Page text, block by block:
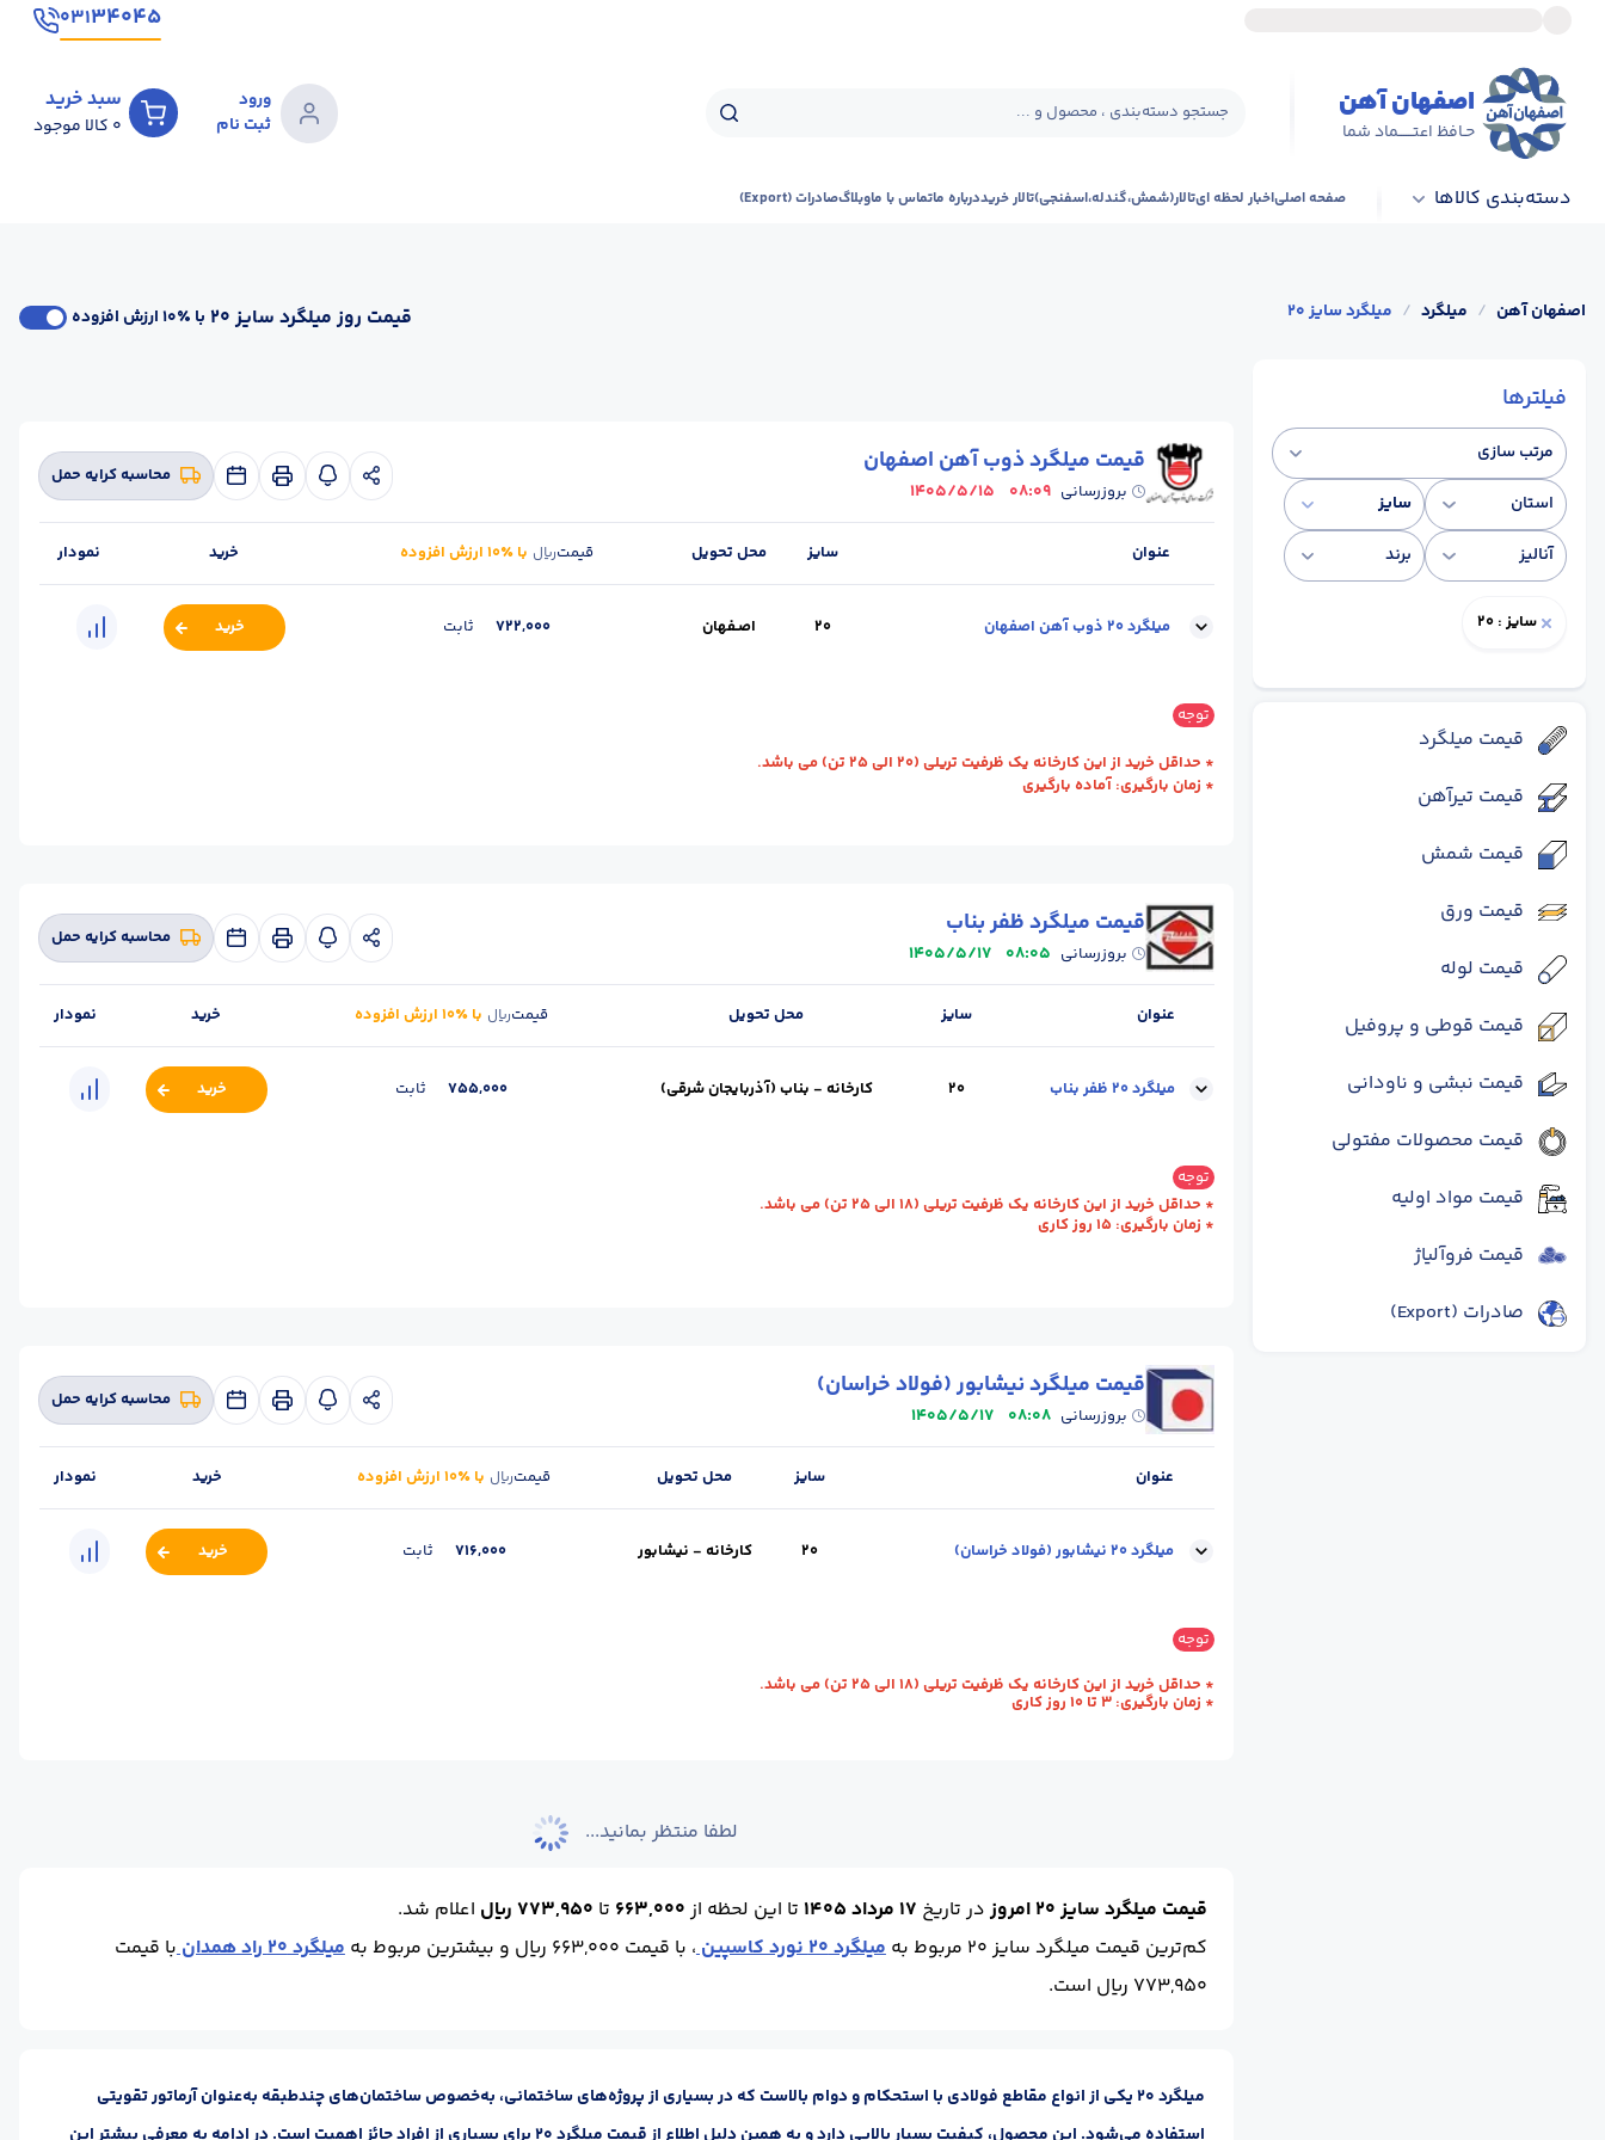
۳۴۰۴۵۰۳۱
اصفهان آهن
حـافظ اعتــــــماد شما
جستجو دسته‌بندی ، محصول و ...
ورود
ثبت نام
سبد خرید
0 کالا موجود
دسته‌بندی کالاها صفحه اصلیاخبار لحظه ایتالار(شمش،گندله،اسفنجی)تالار خریددرباره ماتماس با ماوبلاگصادرات (Export)
اصفهان آهن / میلگرد / میلگرد سایز 20 قیمت روز میلگرد سایز 20 با ٪۱۰ ارزش افزوده
فیلترها
مرتب سازی
استان
سایز
آنالیز
برند
سایز : 20
قیمت میلگرد
قیمت تیرآهن
قیمت شمش
قیمت ورق
قیمت لوله
قیمت قوطی و پروفیل
قیمت نبشی و ناودانی
قیمت محصولات مفتولی
قیمت مواد اولیه
قیمت فروآلیاژ
صادرات (Export)
قیمت میلگرد ذوب آهن اصفهان
بروزرسانی 08:09
1405/5/15
محاسبه کرایه حمل
عنوان سایز محل تحویل قیمتریال با ٪۱۰ ارزش افزوده خرید نمودار
میلگرد 20 ذوب آهن اصفهان 20 اصـفهان 722,000 ثابت خرید
سایز :توجه
* حداقل خرید از این کارخانه یک ظرفیت تریلی (20 الی 25 تن) می باشد.
* زمان بارگیری: آماده بارگیری
قیمت میلگرد ظفر بناب
بروزرسانی 08:05
1405/5/17
محاسبه کرایه حمل
عنوان سایز محل تحویل قیمتریال با ٪۱۰ ارزش افزوده خرید نمودار
میلگرد 20 ظفر بناب 20 کارخانه - بناب (آذربایجان شرقی) 755,000 ثابت خرید
سایز :توجه
* حداقل خرید از این کارخانه یک ظرفیت تریلی (18 الی 25 تن) می باشد.
* زمان بارگیری: 15 روز کاری
قیمت میلگرد نیشابور (فولاد خراسان)
بروزرسانی 08:08
1405/5/17
محاسبه کرایه حمل
عنوان سایز محل تحویل قیمتریال با ٪۱۰ ارزش افزوده خرید نمودار
میلگرد 20 نیشابور (فولاد خراسان) 20 کارخانه - نیشابور 716,000 ثابت خرید
سایز :توجه
* حداقل خرید از این کارخانه یک ظرفیت تریلی (18 الی 25 تن) می باشد.
* زمان بارگیری: 3 تا 10 روز کاری
لطفا منتظر بمانید...
قیمت میلگرد سایز 20 امروز در تاریخ 17 مرداد 1405 تا این لحظه از663,000 تا 773,950 ریال
اعلام شد.
کم‌ترین قیمت میلگرد سایز 20 مربوط به
میلگرد 20 نورد کاسپین ، با قیمت 663,000 ریال و بیشترین مربوط به میلگرد 20 راد همدان
با قیمت
773,950 ریال است.
میلگرد 20 یکی از انواع مقاطع فولادی با استحکام و دوام بالاست که در بسیاری از پروژه‌های ساختمانی، به‌خصوص ساختمان‌های چندطبقه به‌‌عنوان آرماتور تقویتی